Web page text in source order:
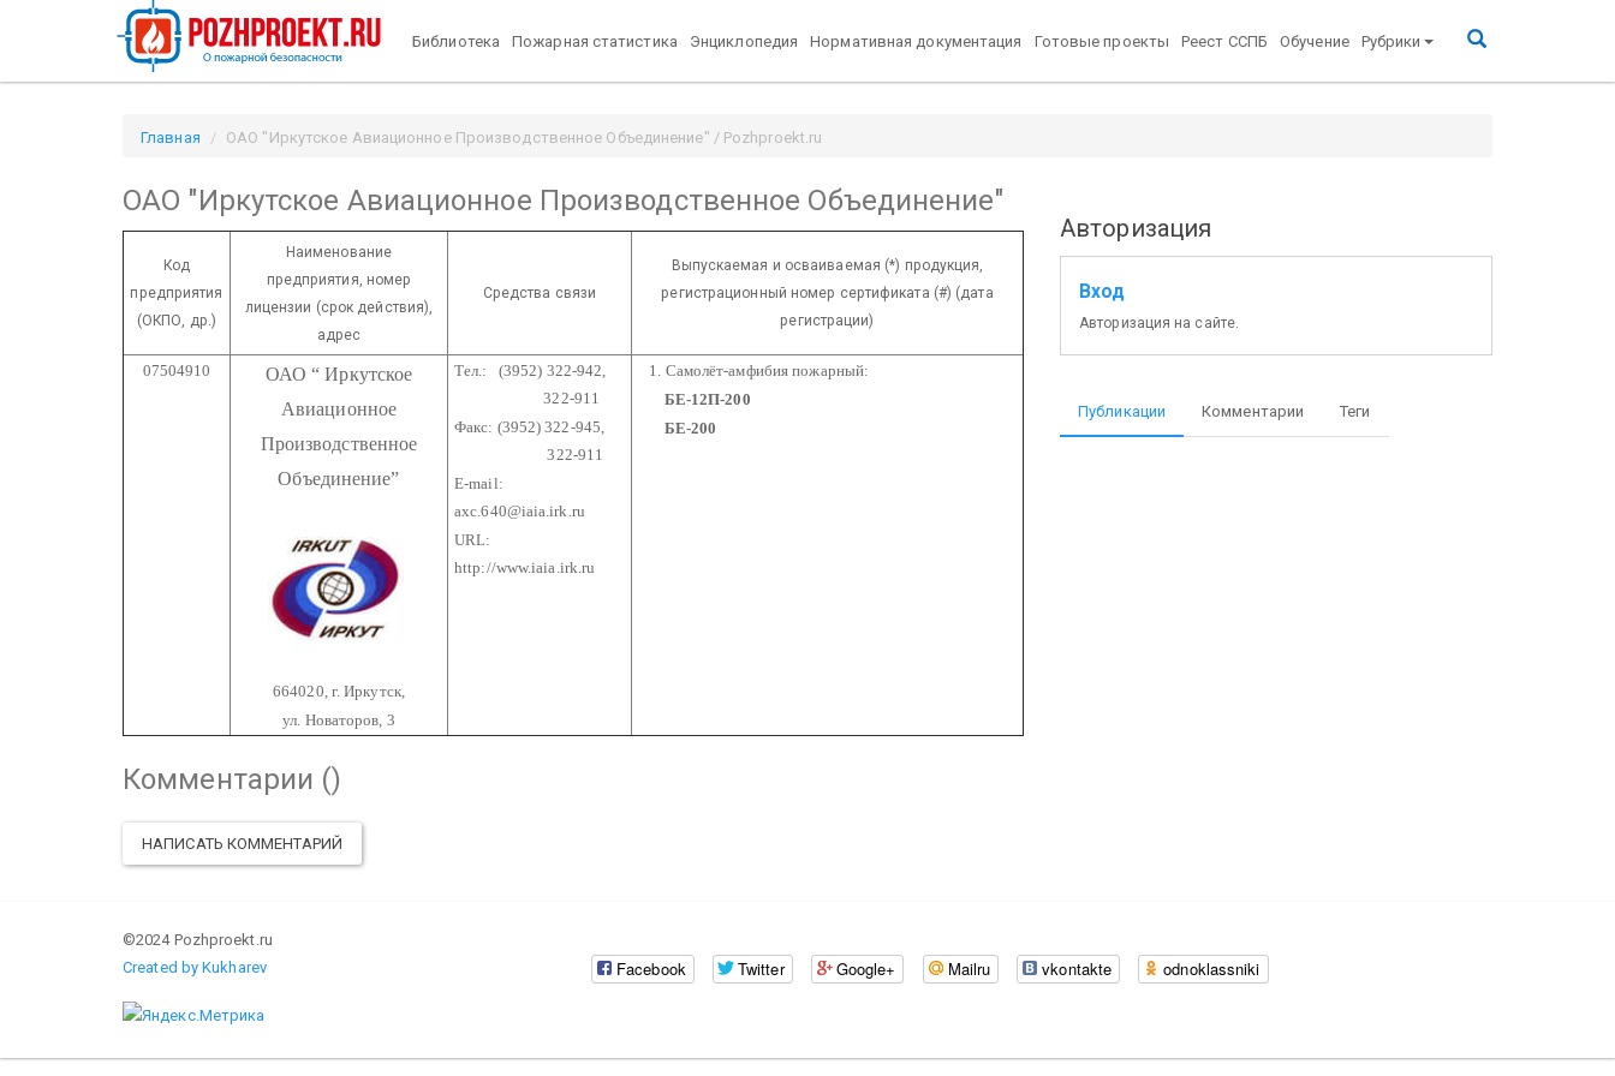
Библиотека Пожарная статистика Энциклопедия Нормативная документация Готовые проекты Реест ССПБ Обучение Рубрики
Главная ОАО "Иркутское Авиационное Производственное Объединение" / Pozhproekt.ru
ОАО "Иркутское Авиационное Производственное Объединение"
Код
предприятия
(ОКПО, др.)
Наименование
предприятия, номер
лицензии (срок действия),
адрес
Средства связи
Выпускаемая и осваиваемая (*) продукция,
регистрационный номер сертификата (#) (дата
регистрации)
07504910 ОАО“ Иркутское
Авиационное
Производственное
Объединение”
664020, г. Иркутск,
ул. Новаторов, 3
Тел.: (3952) 322-942,
322-911
Факс: (3952) 322-945,
322-911
E-mail:
axc.640@iaia.irk.ru
URL:
http://www.iaia.irk.ru
1. Самолёт-амфибия пожарный:
БЕ-12П-200
БЕ-200
Комментарии ()
НАПИСАТЬ КОММЕНТАРИЙ
Авторизация
Вход
Авторизация на сайте.
Публикации Комментарии Теги
©2024 Pozhproekt.ru
Created by Kukharev
Facebook Twitter Google+ Mailru vkontakte odnoklassniki